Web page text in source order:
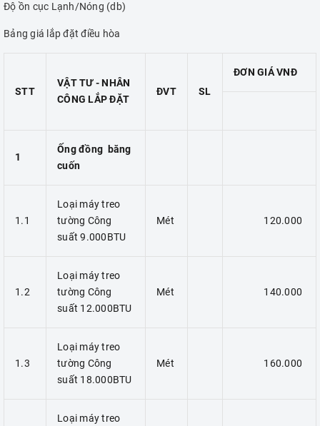
Độ ồn cục Lạnh/Nóng (db)
Bảng giá lắp đặt điều hòa
STT
VẬT TƯ - NHÂN
CÔNG LẮP ĐẶT
ĐVT SL
ĐƠN GIÁ VNĐ
1
Ống đồng băng
cuốn
1.1
Loại máy treo
tường Công
suất 9.000BTU
Mét 120.000
1.2
Loại máy treo
tường Công
suất 12.000BTU
Mét 140.000
1.3
Loại máy treo
tường Công
suất 18.000BTU
Mét 160.000
Loại máy treo